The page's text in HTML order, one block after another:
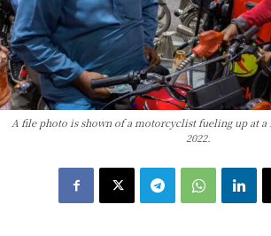
A file photo is shown of a motorcyclist fueling up at
2022.